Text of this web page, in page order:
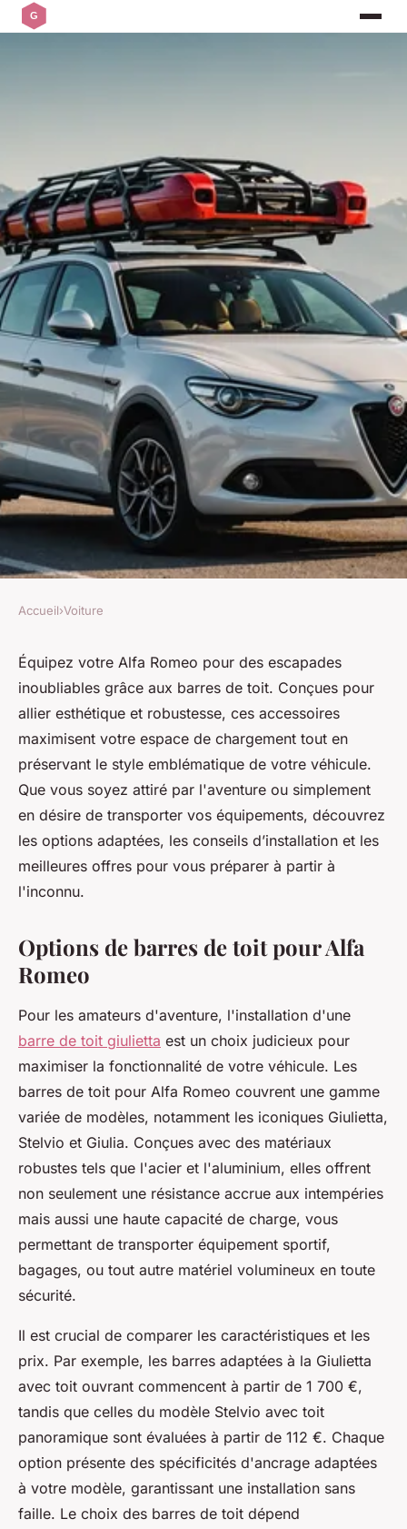
Barre de toit pour alfa romeo :
prêtes à l'aventure !
Ali•4 mars 2025•4 min de lecture
Accueil›Voiture
Équipez votre Alfa Romeo pour des escapades
inoubliables grâce aux barres de toit. Conçues pour
allier esthétique et robustesse, ces accessoires
maximisent votre espace de chargement tout en
préservant le style emblématique de votre véhicule.
Que vous soyez attiré par l'aventure ou simplement
en désire de transporter vos équipements, découvrez
les options adaptées, les conseils d’installation et les
meilleures offres pour vous préparer à partir à
l'inconnu.
Options de barres de toit pour Alfa
Romeo
Pour les amateurs d'aventure, l'installation d'une
barre de toit giulietta est un choix judicieux pour
maximiser la fonctionnalité de votre véhicule. Les
barres de toit pour Alfa Romeo couvrent une gamme
variée de modèles, notamment les iconiques Giulietta,
Stelvio et Giulia. Conçues avec des matériaux
robustes tels que l'acier et l'aluminium, elles offrent
non seulement une résistance accrue aux intempéries
mais aussi une haute capacité de charge, vous
permettant de transporter équipement sportif,
bagages, ou tout autre matériel volumineux en toute
sécurité.
Il est crucial de comparer les caractéristiques et les
prix. Par exemple, les barres adaptées à la Giulietta
avec toit ouvrant commencent à partir de 1 700 €,
tandis que celles du modèle Stelvio avec toit
panoramique sont évaluées à partir de 112 €. Chaque
option présente des spécificités d'ancrage adaptées
à votre modèle, garantissant une installation sans
faille. Le choix des barres de toit dépend